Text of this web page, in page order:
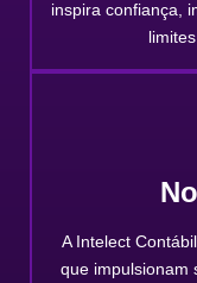
inspira confiança,
A Intelect
que impulsionam